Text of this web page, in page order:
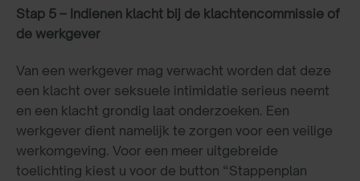
Stap 5 – Indienen klacht bij de klachtencommissie of
de werkgever
Van een werkgever mag verwacht worden dat deze
een klacht over seksuele intimidatie serieus neemt
en een klacht grondig laat onderzoeken. Een
werkgever dient namelijk te zorgen voor een veilige
werkomgeving. Voor een meer uitgebreide
toelichting kiest u voor de button “Stappenplan